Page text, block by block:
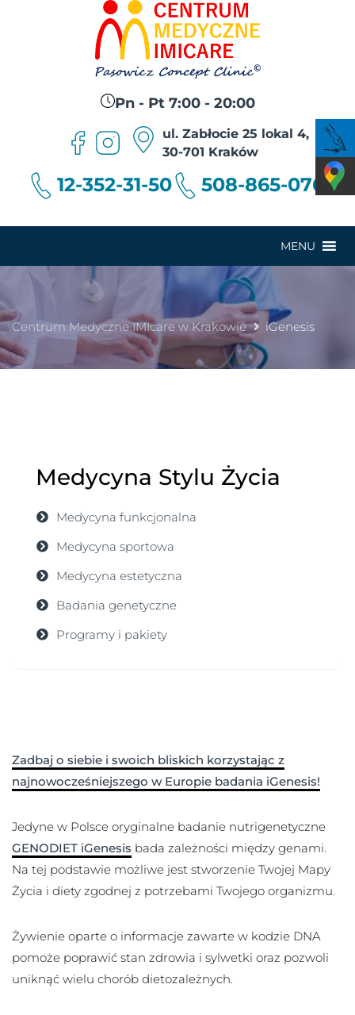
Pn - Pt 7:00 - 20:00
ul. Zabłocie 25 lokal 4,
30-701 Kraków
12-352-31-50 508-865-076
MENU
Centrum Medyczne IMIcare w Krakowie iGenesis
Medycyna Stylu Życia
Medycyna funkcjonalna
Medycyna sportowa
Medycyna estetyczna
Badania genetyczne
Programy i pakiety
Zadbaj o siebie i swoich bliskich korzystając z
najnowocześniejszego w Europie badania iGenesis!
Jedyne w Polsce oryginalne badanie nutrigenetyczne
GENODIET iGenesis bada zależności między genami.
Na tej podstawie możliwe jest stworzenie Twojej Mapy
Życia i diety zgodnej z potrzebami Twojego organizmu.
Żywienie oparte o informacje zawarte w kodzie DNA
pomoże poprawić stan zdrowia i sylwetki oraz pozwoli
uniknąć wielu chorób dietozależnych.